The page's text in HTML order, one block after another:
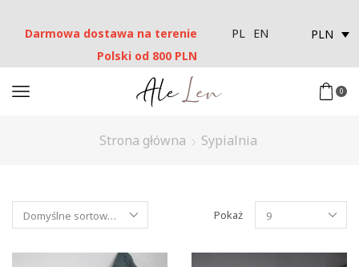
Darmowa dostawa na terenie
Polski od 800 PLN
PL EN PLN
0
Strona główna Sypialnia
Pokaż